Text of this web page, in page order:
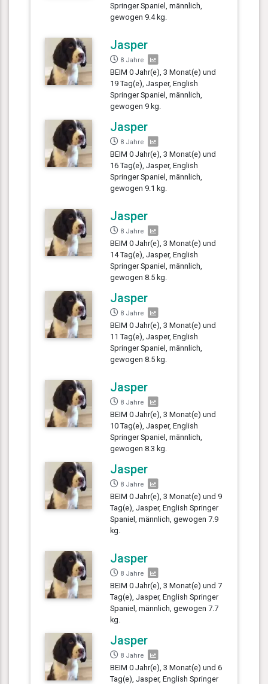
Springer Spaniel, männlich,
gewogen 9.4 kg.
Jasper
8 Jahre
BEIM 0 Jahr(e), 3 Monat(e) und
19 Tag(e), Jasper, English
Springer Spaniel, männlich,
gewogen 9 kg.
Jasper
8 Jahre
BEIM 0 Jahr(e), 3 Monat(e) und
16 Tag(e), Jasper, English
Springer Spaniel, männlich,
gewogen 9.1 kg.
Jasper
8 Jahre
BEIM 0 Jahr(e), 3 Monat(e) und
14 Tag(e), Jasper, English
Springer Spaniel, männlich,
gewogen 8.5 kg.
Jasper
8 Jahre
BEIM 0 Jahr(e), 3 Monat(e) und
11 Tag(e), Jasper, English
Springer Spaniel, männlich,
gewogen 8.5 kg.
Jasper
8 Jahre
BEIM 0 Jahr(e), 3 Monat(e) und
10 Tag(e), Jasper, English
Springer Spaniel, männlich,
gewogen 8.3 kg.
Jasper
8 Jahre
BEIM 0 Jahr(e), 3 Monat(e) und 9
Tag(e), Jasper, English Springer
Spaniel, männlich, gewogen 7.9
kg.
Jasper
8 Jahre
BEIM 0 Jahr(e), 3 Monat(e) und 7
Tag(e), Jasper, English Springer
Spaniel, männlich, gewogen 7.7
kg.
Jasper
8 Jahre
BEIM 0 Jahr(e), 3 Monat(e) und 6
Tag(e), Jasper, English Springer